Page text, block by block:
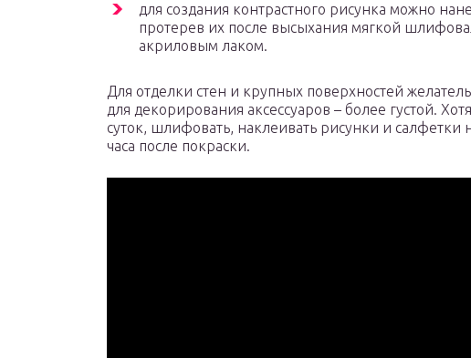
для создания контрастного рисунка можно
протерев их после высыхания мягкой
акриловым лаком.
Для отделки стен и крупных поверхностей
для декорирования аксессуаров – более густой.
суток, шлифовать, наклеивать рисунки и салфетки
часа после покраски.